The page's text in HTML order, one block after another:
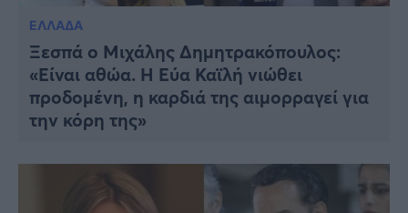
ΕΛΛΑΔΑ
Ξεσπά ο Μιχάλης Δημητρακόπουλος:
«Είναι αθώα. Η Εύα Καϊλή νιώθει
προδομένη, η καρδιά της αιμορραγεί για
την κόρη της»